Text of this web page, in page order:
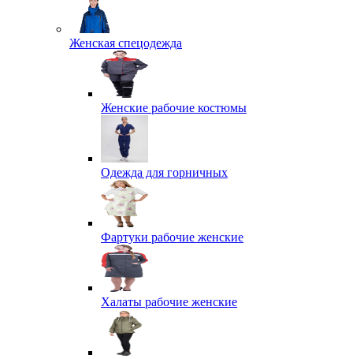
Женская спецодежда
Женские рабочие костюмы
Одежда для горничных
Фартуки рабочие женские
Халаты рабочие женские